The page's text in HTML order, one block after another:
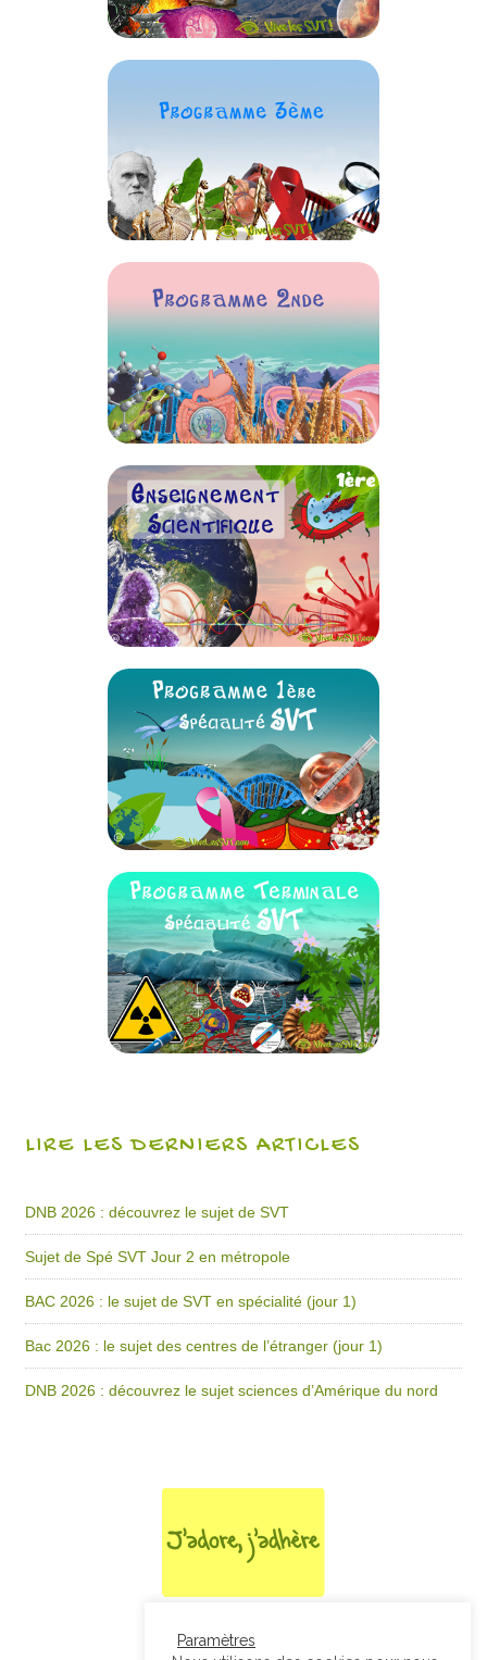
LIRE LES DERNIERS ARTICLES
DNB 2026 : découvrez le sujet de SVT
Sujet de Spé SVT Jour 2 en métropole
BAC 2026 : le sujet de SVT en spécialité (jour 1)
Bac 2026 : le sujet des centres de l’étranger (jour 1)
DNB 2026 : découvrez le sujet sciences d’Amérique du nord
Paramètres